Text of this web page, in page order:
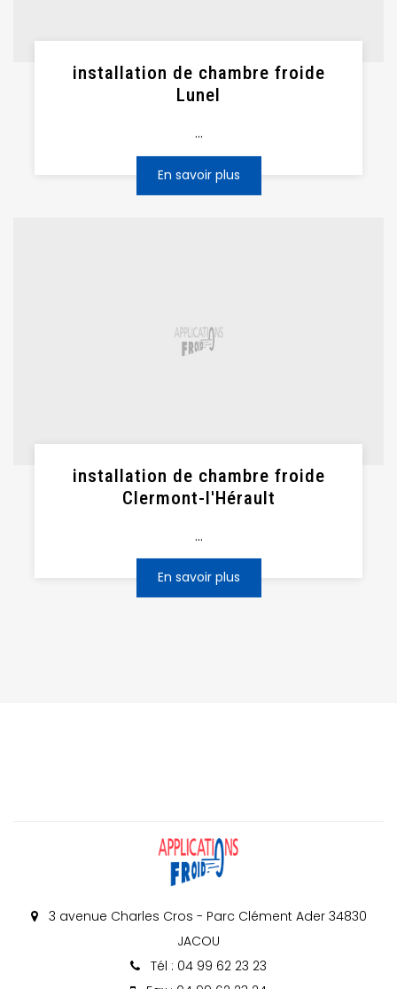
installation de chambre froide
Lunel
...
En savoir plus
installation de chambre froide
Clermont-l'Hérault
...
En savoir plus
3 avenue Charles Cros - Parc Clément Ader 34830
JACOU
Tél : 04 99 62 23 23